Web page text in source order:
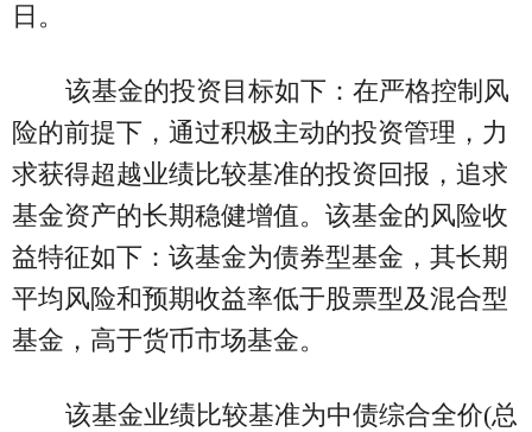
日。
该基金的投资目标如下：在严格控制风
险的前提下，通过积极主动的投资管理，力
求获得超越业绩比较基准的投资回报，追求
基金资产的长期稳健增值。该基金的风险收
益特征如下：该基金为债券型基金，其长期
平均风险和预期收益率低于股票型及混合型
基金，高于货币市场基金。
该基金业绩比较基准为中债综合全价(总